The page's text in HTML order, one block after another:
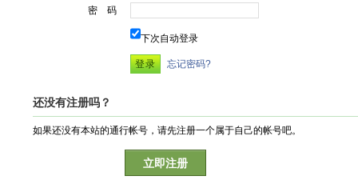
密 码
下次自动登录
忘记密码?
还没有注册吗？
如果还没有本站的通行帐号，请先注册一个属于自己的帐号吧。
立即注册